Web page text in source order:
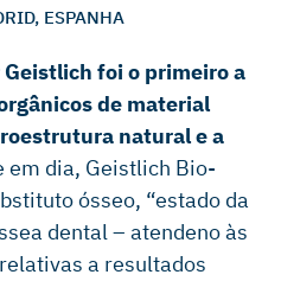
ESPANHA
Geistlich foi o primeiro a
de material
natural e a
em dia, Geistlich Bio-
ósseo, “estado da
dental – atendeno às
a resultados